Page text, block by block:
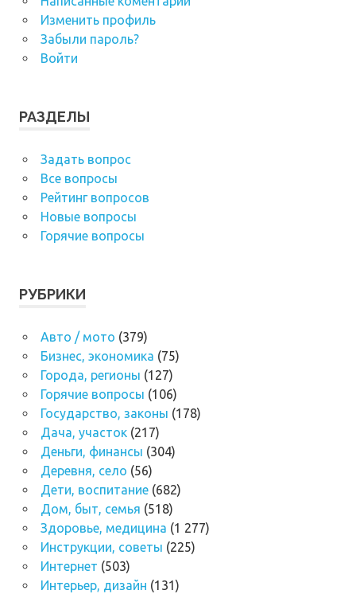
Изменить профиль
Забыли пароль?
Войти
РАЗДЕЛЫ
Задать вопрос
Все вопросы
Рейтинг вопросов
Новые вопросы
Горячие вопросы
РУБРИКИ
Авто / мото (379)
Бизнес, экономика (75)
Города, регионы (127)
Горячие вопросы (106)
Государство, законы (178)
Дача, участок(217)
Деньги, финансы (304)
Деревня, село (56)
Дети, воспитание(682)
Дом, быт, семья (518)
Здоровье, медицина (1 277)
Инструкции, советы (225)
Интернет (503)
Интерьер, дизайн (131)